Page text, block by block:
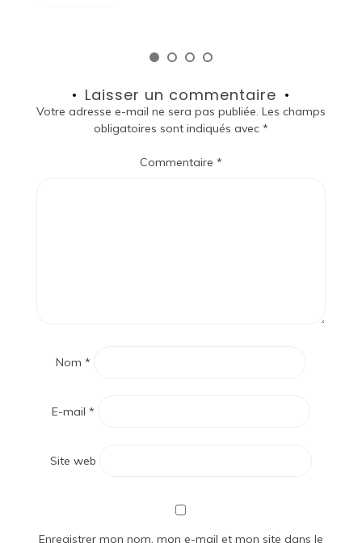
Laisser un commentaire
Votre adresse e-mail ne sera pas publiée. Les champs
obligatoires sont indiqués avec *
Commentaire *
Nom *
E-mail *
Site web
Enregistrer mon nom, mon e-mail et mon site dans le